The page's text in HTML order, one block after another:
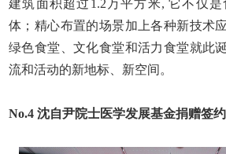
建筑面积超过 1.2 万平方米, 它不仅是
体；精心布置的场景加上各种新技术
绿色食堂、文化食堂和活力食堂就此
流和活动的新地标、新空间 。
No.4 沈自尹院士医学发展基金捐赠签约